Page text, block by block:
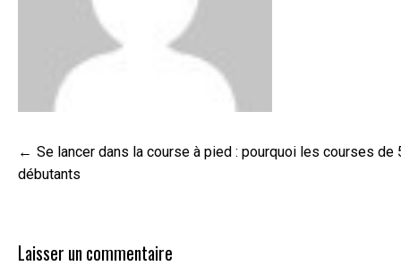
Navigation
de
Se lancer dans la course à pied : pourquoi les courses
débutants
Laisser un commentaire